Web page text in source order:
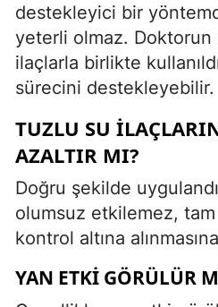
destekleyici bir
yeterli olmaz.
ilaçlarla birlikte
sürecini destekleyebilir.
TUZLU SU
AZALTIR MI?
Doğru şekilde
olumsuz etkilemez,
kontrol altına
YAN ETKI GÖRÜLÜR